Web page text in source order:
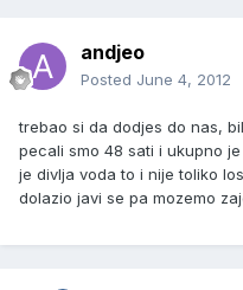
andjeo
Posted June 4, 2012
trebao si da dodjes do nas,
pecali smo 48 sati i ukupno
je divlja voda to i nije toliko
dolazio javi se pa mozemo